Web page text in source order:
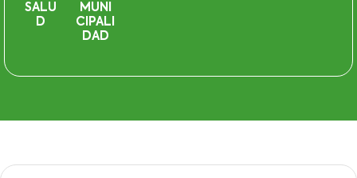
SALU
D
MUNI
CIPALI
DAD